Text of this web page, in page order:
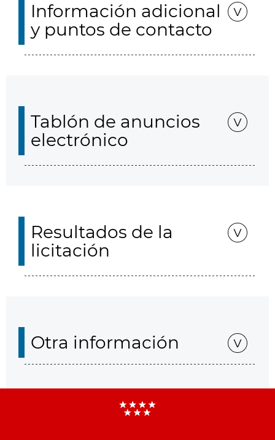
Información adicional
y puntos de contacto
Tablón de anuncios
electrónico
Resultados de la
licitación
Otra información